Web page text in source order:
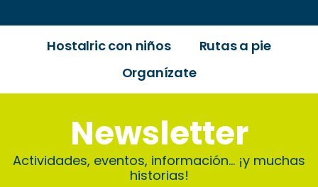
Hostalric con niños
Rutas a pie
Organízate
Newsletter
Actividades, eventos, información… ¡y muchas
historias!